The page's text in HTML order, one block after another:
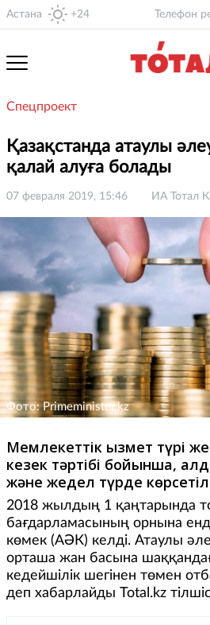
Астана +24 Телефон
Спецпроект
Қазақстанда атаулы
қалай алуға болады
07 февраля 2019, 15:46 ИА Тотал
Фото: Primeminister.kz
Мемлекеттік қызмет түрі
кезек тәртібі бойынша,
және жедел түрде
2018 жылдың 1 қаңтарында
бағдарламасының орнына
көмек (АӘК) келді. Атаулы
орташа жан басына
кедейшілік шегінен төмен
деп хабарлайды Total.kz